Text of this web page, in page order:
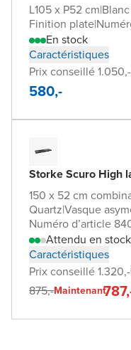
L105 x P52 cm|
Finition plate|
En stock
Caractéristiques
Prix conseillé 1.050,-
580,-
Storke Scuro High
150 x 52 cm
Quartz|Vasque
Numéro d’article
Attendu en
Caractéristiques
Prix conseillé 1.320,-
875,-Maintenant